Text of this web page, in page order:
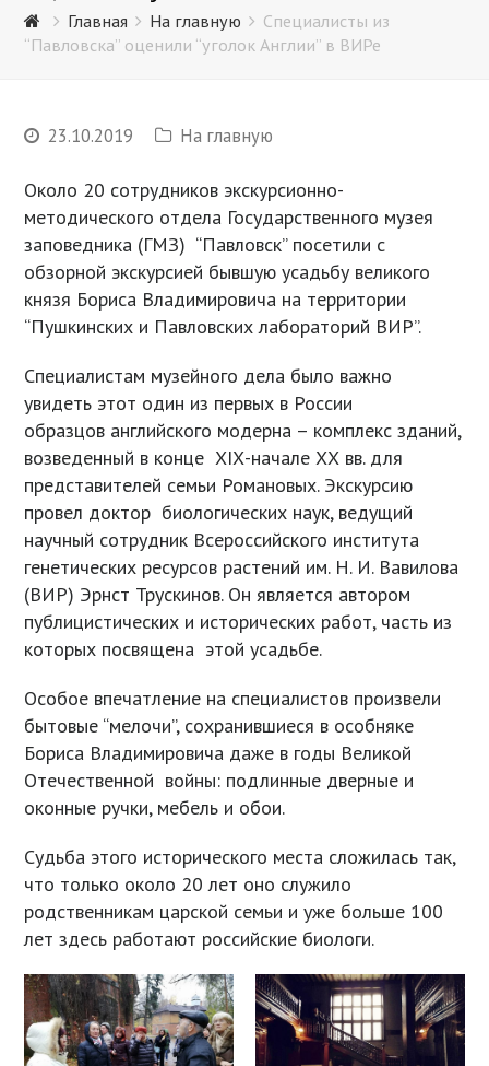
Главная На главную
Специалисты из
“Павловска” оценили “уголок Англии” в ВИРе
23.10.2019 На главную
Около 20 сотрудников экскурсионно-
методического отдела Государственного музея
заповедника (ГМЗ) “Павловск” посетили с
обзорной экскурсией бывшую усадьбу великого
князя Бориса Владимировича на территории
“Пушкинских и Павловских лабораторий ВИР”.
Специалистам музейного дела было важно
увидеть этот один из первых в России
образцов английского модерна – комплекс зданий,
возведенный в конце ХIХ-начале ХХ вв. для
представителей семьи Романовых. Экскурсию
провел доктор биологических наук, ведущий
научный сотрудник Всероссийского института
генетических ресурсов растений им. Н. И. Вавилова
(ВИР) Эрнст Трускинов. Он является автором
публицистических и исторических работ, часть из
которых посвящена этой усадьбе.
Особое впечатление на специалистов произвели
бытовые “мелочи”, сохранившиеся в особняке
Бориса Владимировича даже в годы Великой
Отечественной войны: подлинные дверные и
оконные ручки, мебель и обои.
Судьба этого исторического места сложилась так,
что только около 20 лет оно служило
родственникам царской семьи и уже больше 100
лет здесь работают российские биологи.